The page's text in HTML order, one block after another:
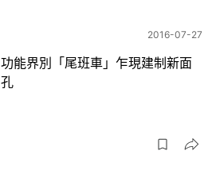
2016-07-27
功能界別「尾班車」乍現建制新面
孔